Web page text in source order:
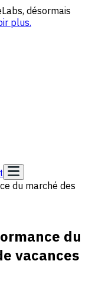
désormais
plus.
du marché des
du
vacances